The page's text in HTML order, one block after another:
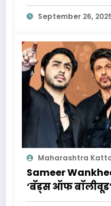
September 26,
Maharashtra
Sameer
‘बॅड्स ऑफ